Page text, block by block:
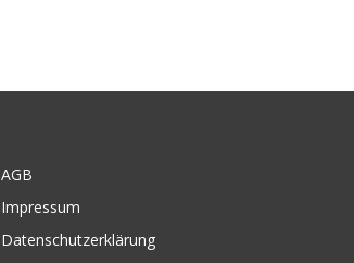
AGB
Impressum
Datenschutzerklärung